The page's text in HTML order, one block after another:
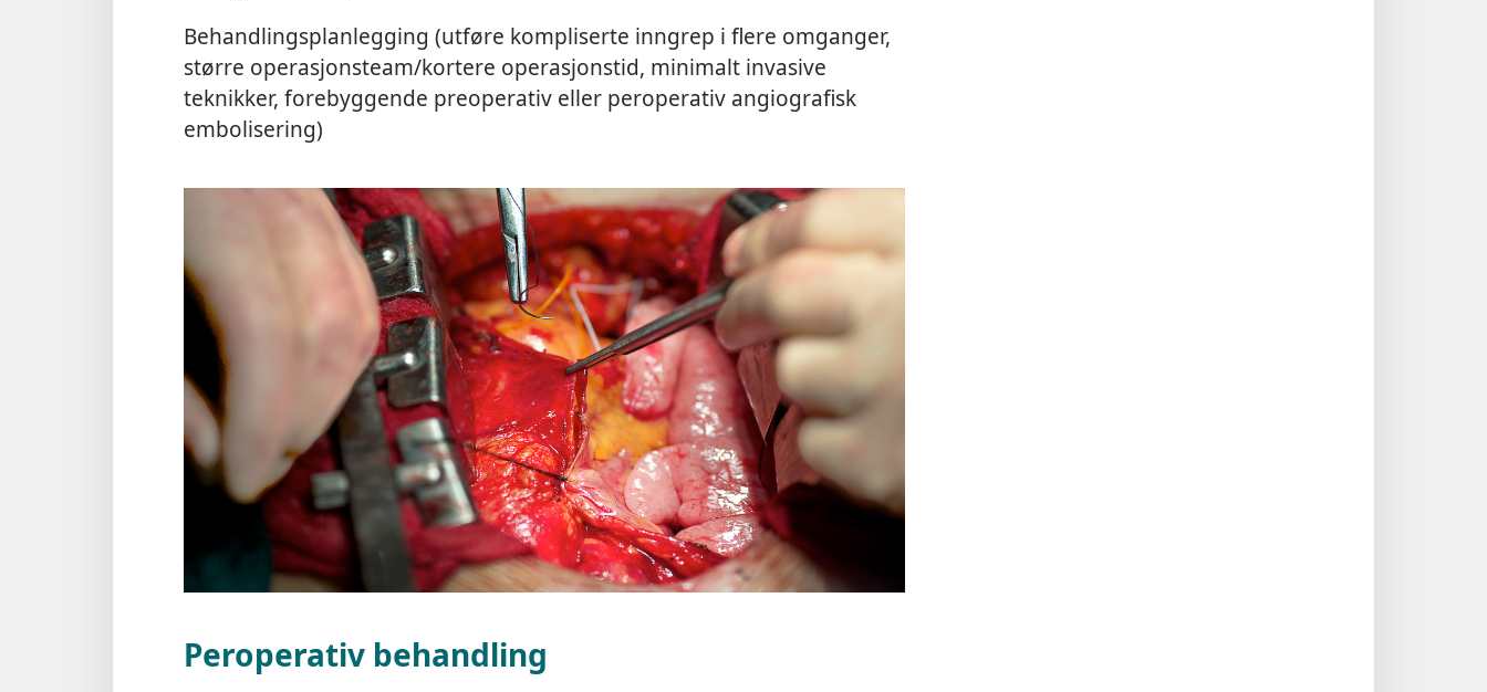
Behandlingsplanlegging (utføre kompliserte inngrep i flere omganger,
større operasjonsteam/kortere operasjonstid, minimalt invasive
teknikker, forebyggende preoperativ eller peroperativ angiografisk
embolisering)
Peroperativ behandling